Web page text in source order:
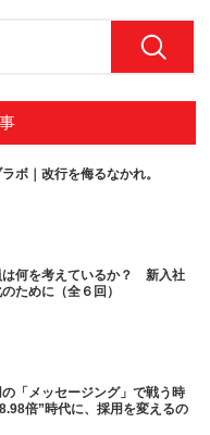
ボ｜改行を侮るなかれ。
は何を考えているか？ 新入社
ために（全６回）
「メッセージング」で戦う時
倍”時代に、採用を変えるの